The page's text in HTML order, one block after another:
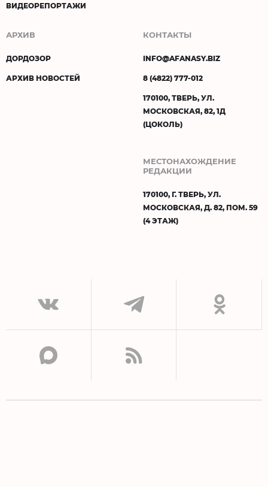
ВИДЕОРЕПОРТАЖИ
АРХИВ
ДОРДОЗОР
АРХИВ НОВОСТЕЙ
КОНТАКТЫ
INFO@AFANASY.BIZ
8 (4822) 777-012
170100, ТВЕРЬ, УЛ.
МОСКОВСКАЯ, 82, 1Д
(ЦОКОЛЬ)
МЕСТОНАХОЖДЕНИЕ
РЕДАКЦИИ
170100, Г. ТВЕРЬ, УЛ.
МОСКОВСКАЯ, Д. 82, ПОМ. 59
(4 ЭТАЖ)